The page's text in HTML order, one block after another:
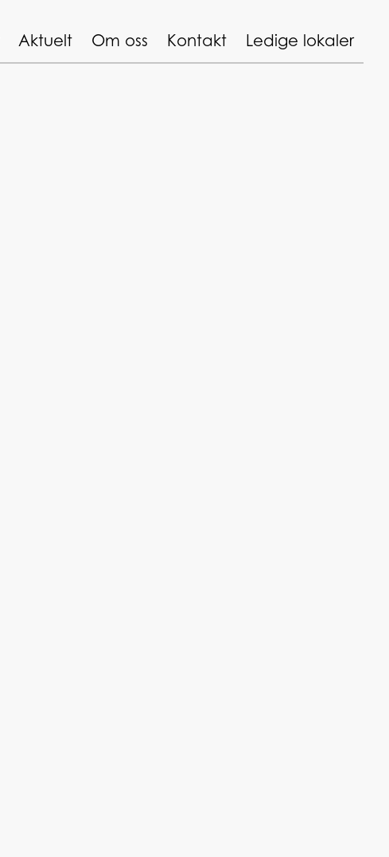
Aktuelt Om oss Kontakt Ledige lokaler